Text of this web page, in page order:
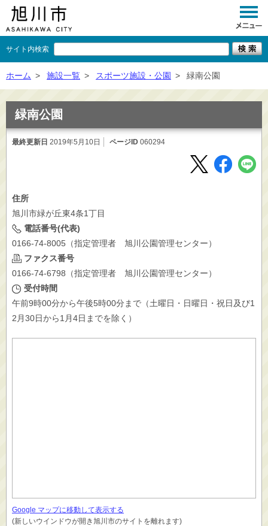
サイト内検索
くらし
事業者向け
ホーム > 施設一覧 > スポーツ施設・公園 > 緑南公園
緑南公園
最終更新日 2019年5月10日 ページID 060294
住所
旭川市緑が丘東4条1丁目
電話番号(代表)
0166-74-8005（指定管理者 旭川公園管理センター）
ファクス番号
0166-74-6798（指定管理者 旭川公園管理センター）
受付時間
午前9時00分から午後5時00分まで（土曜日・日曜日・祝日及び1
2月30日から1月4日までを除く）
Google マップに移動して表示する
(新しいウインドウが開き旭川市のサイトを離れます)